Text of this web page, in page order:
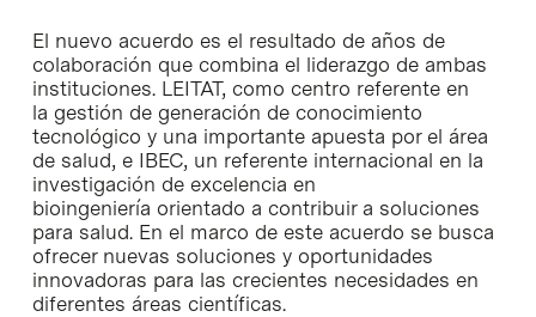
El nuevo acuerdo es el resultado de años de
colaboración que combina el liderazgo de ambas
instituciones. LEITAT, como centro referente en
la gestión de generación de conocimiento
tecnológico y una importante apuesta por el área
de salud, e IBEC, un referente internacional en la
investigación de excelencia en
bioingeniería orientado a contribuir a soluciones
para salud. En el marco de este acuerdo se busca
ofrecer nuevas soluciones y oportunidades
innovadoras para las crecientes necesidades en
diferentes áreas científicas.